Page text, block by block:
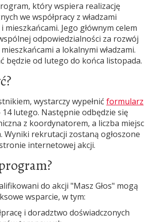
który wspiera realizację
we współpracy z władzami
mieszkańcami. Jego głównym celem
odpowiedzialności za rozwój
a lokalnymi władzami.
będzie od lutego do końca listopada.
wystarczy wypełnić formularz
14 lutego. Następnie odbędzie się
z koordynatorem, a liczba miejsc
Wyniki rekrutacji zostaną ogłoszone
internetowej akcji.
do akcji "Masz Głos" mogą
wsparcie, w tym:
i doradztwo doświadczonych